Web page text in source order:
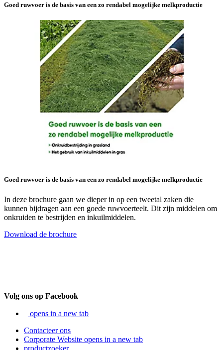
Goed ruwvoer is de basis van een zo rendabel mogelijke melkproductie
Goed ruwvoer is de basis van een zo rendabel mogelijke melkproductie
In deze brochure gaan we dieper in op een tweetal zaken die
kunnen bijdragen aan een goede ruwvoerteelt. Dit zijn middelen om
onkruiden te bestrijden en inkuilmiddelen.
Download de brochure
Volg ons op Facebook
opens in a new tab
Contacteer ons
Corporate Website opens in a new tab
productzoeker